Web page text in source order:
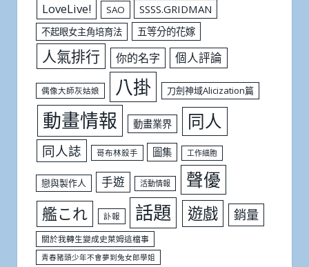
LoveLive! SAO SSSS.GRIDMAN
不起眼女主角培育法 五等分的花嫁
人氣排行 你的名字 個人評論
偶像大師灰姑娘 八掛 刀劍神域Alicization篇
動畫情報 動畫業界 同人
同人誌 哥布林殺手 圖集 工作細胞
戀與製作人 手遊 活動情報 聲優
艦これ 訃報 話題 遊戲 銷量
關於我轉生變成史萊姆這檔事
青春豬頭少年不會夢到兔女郎學姐